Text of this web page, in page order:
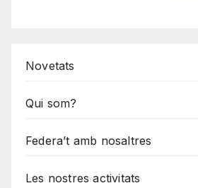
Novetats
Qui som?
Federa’t amb nosaltres
Les nostres activitats